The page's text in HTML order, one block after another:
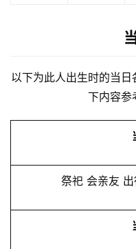
以下为此人出生时的当
下内容参
祭祀 会亲友